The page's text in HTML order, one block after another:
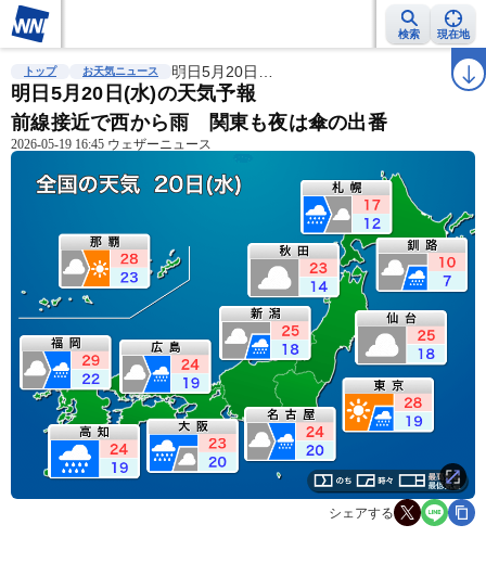
検索 現在地
雨雲レーダー 台風情報 地震情報 ラ
トップ お天気ニュース 明日5月20日…
明日5月20日(水)の天気予報
前線接近で西から雨 関東も夜は傘の出番
2026-05-19 16:45 ウェザーニュース
シェアする